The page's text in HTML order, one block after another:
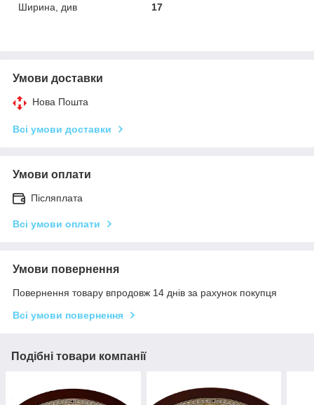
Ширина, див
17
Умови доставки
Нова Пошта
Всі умови доставки
Умови оплати
Післяплата
Всі умови оплати
Умови повернення
Повернення товару впродовж 14 днів за рахунок покупця
Всі умови повернення
Подібні товари компанії